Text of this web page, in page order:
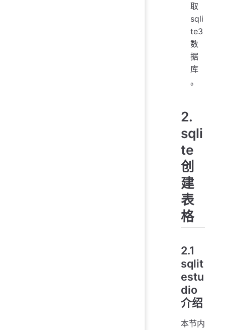
取
sqli
te3
数
据
库
。
2.
sqli
te
创
建
表
格
2.1
sqlit
estu
dio
介绍
本节内